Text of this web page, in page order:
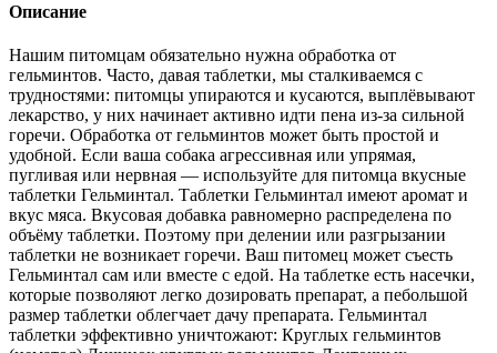
Описание
Нашим питомцам обязательно нужна обработка от
гельминтов. Часто, давая таблетки, мы сталкиваемся с
трудностями: питомцы упираются и кусаются, выплёвывают
лекарство, у них начинает активно идти пена из-за сильной
горечи. Обработка от гельминтов может быть простой и
удобной. Если ваша собака агрессивная или упрямая,
пугливая или нервная — используйте для питомца вкусные
таблетки Гельминтал. Таблетки Гельминтал имеют аромат и
вкус мяса. Вкусовая добавка равномерно распределена по
объёму таблетки. Поэтому при делении или разгрызании
таблетки не возникает горечи. Ваш питомец может съесть
Гельминтал сам или вместе с едой. На таблетке есть насечки,
которые позволяют легко дозировать препарат, а пебольшой
размер таблетки облегчает дачу препарата. Гельминтал
таблетки эффективно уничтожают: Круглых гельминтов